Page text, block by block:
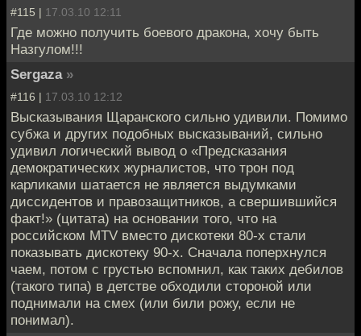
#115 | 17.03.10 12:11
Где можно получить боевого дракона, хочу быть
Назгулом!!!
Sergaza »
#116 | 17.03.10 12:12
Высказывания Щаранского сильно удивили. Помимо
субжа и других подобных высказываний, сильно
удивил логический вывод о «Предсказания
демократических журналистов, что трон под
карликами шатается не является выдумками
диссидентов и правозащитников, а свершившийся
факт!» (цитата) на основании того, что на
российском MTV вместо дискотеки 80-х стали
показывать дискотеку 90-х. Сначала поперхнулся
чаем, потом с грустью вспомнил, как таких дебилов
(такого типа) в детстве обходили стороной или
поднимали на смех (или били рожу, если не
понимал).